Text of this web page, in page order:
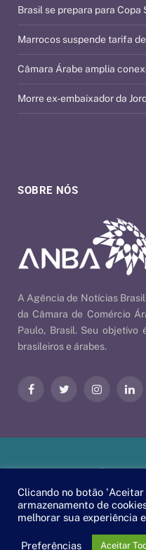
SOBRE NÓS
A Agência de Notícias
da Câmara de Comércio
Paulo, Brasil. Seu objetivo
brasileiros e árabes.
FacebookTwitter Instagram
Brasil se prepara para Copa
Marrocos suspende tarifa
Câmara Árabe amplia
Morre ex-embaixador da
Nossas Políticas| © 2026
Clicando no botão
armazenamento de
melhorar sua experiência
Preferências Aceitar
PT